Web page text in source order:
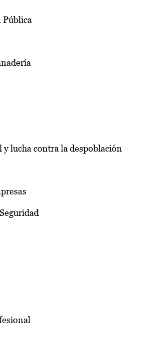
lucha contra la despoblación